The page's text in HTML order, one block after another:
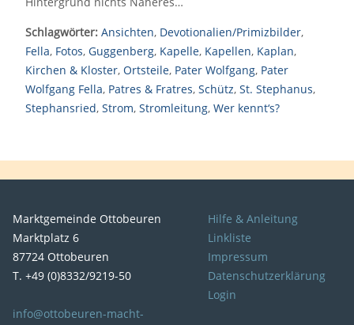
Schlagwörter: Ansichten, Devotionalien/Primizbilder,
Fella, Fotos, Guggenberg, Kapelle, Kapellen, Kaplan,
Kirchen & Kloster, Ortsteile, Pater Wolfgang, Pater
Wolfgang Fella, Patres & Fratres, Schütz, St. Stephanus,
Stephansried, Strom, Stromleitung, Wer kennt‘s?
Marktgemeinde Ottobeuren
Marktplatz 6
87724 Ottobeuren
T. +49 (0)8332/9219-50
info@ottobeuren-macht-
Hilfe & Anleitung
Linkliste
Impressum
Datenschutzerklärung
Login